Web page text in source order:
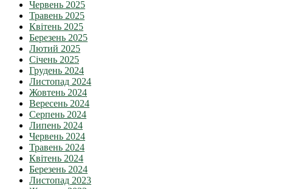
Червень 2025
Травень 2025
Квітень 2025
Березень 2025
Лютий 2025
Січень 2025
Грудень 2024
Листопад 2024
Жовтень 2024
Вересень 2024
Серпень 2024
Липень 2024
Червень 2024
Травень 2024
Квітень 2024
Березень 2024
Листопад 2023